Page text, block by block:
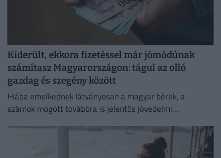
Kiderült, ekkora fizetéssel már jómódúnak
számítasz Magyarországon: tágul az olló
gazdag és szegény között
Hiába emelkednek látványosan a magyar bérek, a
számok mögött továbbra is jelentős jövedelmi